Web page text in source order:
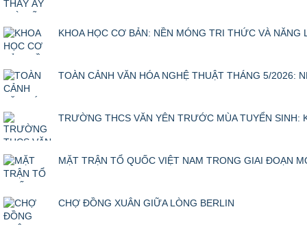
KHOA HỌC CƠ BẢN: NỀN MÓNG TRI THỨC VÀ
TOÀN CẢNH VĂN HÓA NGHỆ THUẬT THÁNG 5/2026:
TRƯỜNG THCS VĂN YÊN TRƯỚC MÙA TUYỂN SINH:
MẶT TRẬN TỔ QUỐC VIỆT NAM TRONG GIAI ĐOẠN
CHỢ ĐỒNG XUÂN GIỮA LÒNG BERLIN